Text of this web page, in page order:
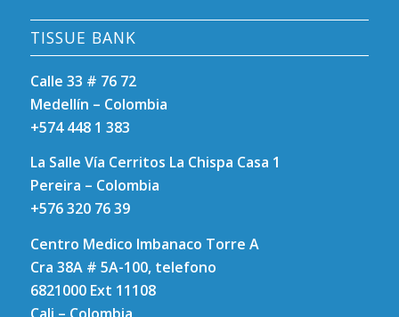
TISSUE BANK
Calle 33 # 76 72
Medellín – Colombia
+574 448 1 383
La Salle Vía Cerritos La Chispa Casa 1
Pereira – Colombia
+576 320 76 39
Centro Medico Imbanaco Torre A
Cra 38A # 5A-100, telefono
6821000 Ext 11108